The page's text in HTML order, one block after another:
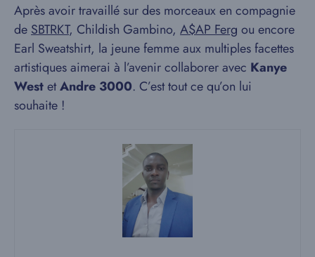
Après avoir travaillé sur des morceaux en compagnie
de SBTRKT, Childish Gambino, A$AP Ferg ou encore
Earl Sweatshirt, la jeune femme aux multiples facettes
artistiques aimerai à l’avenir collaborer avec Kanye
WestetAndre 3000. C’est tout ce qu’on lui
souhaite !